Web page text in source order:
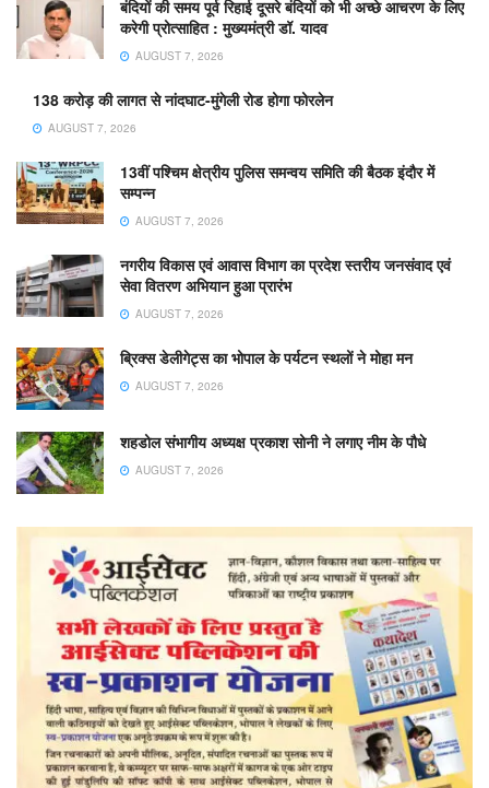
बंदियों की समय पूर्व रिहाई दूसरे बंदियों को भी अच्छे आचरण के लिए
करेगी प्रोत्साहित : मुख्यमंत्री डॉ. यादव
AUGUST 7, 2026
138 करोड़ की लागत से नांदघाट-मुंगेली रोड होगा फोरलेन
AUGUST 7, 2026
13वीं पश्चिम क्षेत्रीय पुलिस समन्वय समिति की बैठक इंदौर में
सम्पन्न
AUGUST 7, 2026
नगरीय विकास एवं आवास विभाग का प्रदेश स्तरीय जनसंवाद एवं
सेवा वितरण अभियान हुआ प्रारंभ
AUGUST 7, 2026
ब्रिक्स डेलीगेट्स का भोपाल के पर्यटन स्थलों ने मोहा मन
AUGUST 7, 2026
शहडोल संभागीय अध्यक्ष प्रकाश सोनी ने लगाए नीम के पौधे
AUGUST 7, 2026